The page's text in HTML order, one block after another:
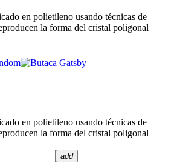
en polietileno usando técnicas de
la forma del cristal poligonal
en polietileno usando técnicas de
la forma del cristal poligonal
add